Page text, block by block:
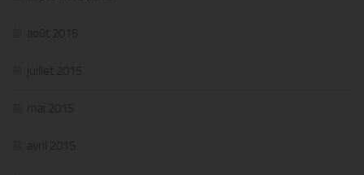
août 2015
juillet 2015
mai 2015
avril 2015